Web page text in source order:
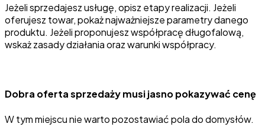
Jeżeli sprzedajesz usługę, opisz etapy realizacji. Jeżeli
oferujesz towar, pokaż najważniejsze parametry danego
produktu. Jeżeli proponujesz współpracę długofalową,
wskaż zasady działania oraz warunki współpracy.
Dobra oferta sprzedaży musi jasno pokazywać cenę
W tym miejscu nie warto pozostawiać pola do domysłów.